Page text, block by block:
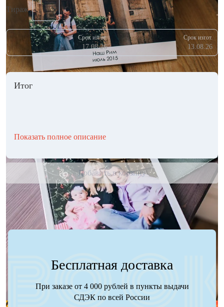
Тираж
Срок изгот.
17.08.26
Срок изгот.
13.08.26
Итог
Показать полное описание
Добавить в корзину
Бесплатная доставка
При заказе от 4 000 рублей в пункты выдачи
СДЭК по всей России